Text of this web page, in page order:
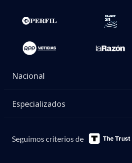
Nacional
Especializados
Seguimos criterios de